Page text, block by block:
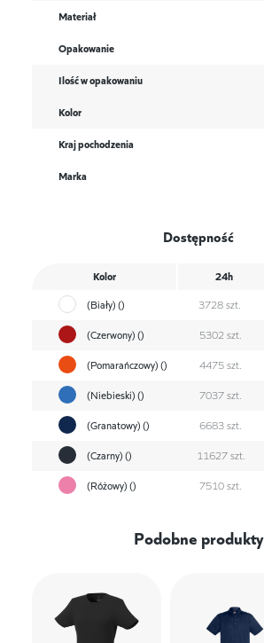
Materiał
Opakowanie
Ilość w opakowaniu
Kolor
Kraj pochodzenia
Marka
Dostępność
Kolor 24h
(Biały) ()
3728 szt.
(Czerwony) ()
5302 szt.
(Pomarańczowy) ()
4475 szt.
(Niebieski) ()
7037 szt.
(Granatowy) ()
6683 szt.
(Czarny) ()
11627 szt.
(Różowy) ()
7510 szt.
Podobne produkty